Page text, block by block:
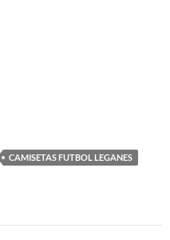
CAMISETAS FUTBOL LEGANES